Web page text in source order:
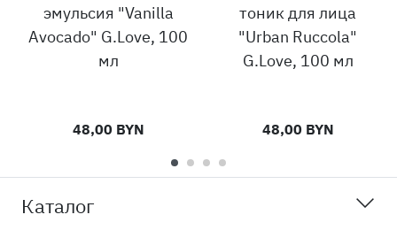
эмульсия "Vanilla
Avocado" G.Love, 100
мл
48,00 BYN
тоник для лица
"Urban Ruccola"
G.Love, 100 мл
48,00 BYN
Каталог